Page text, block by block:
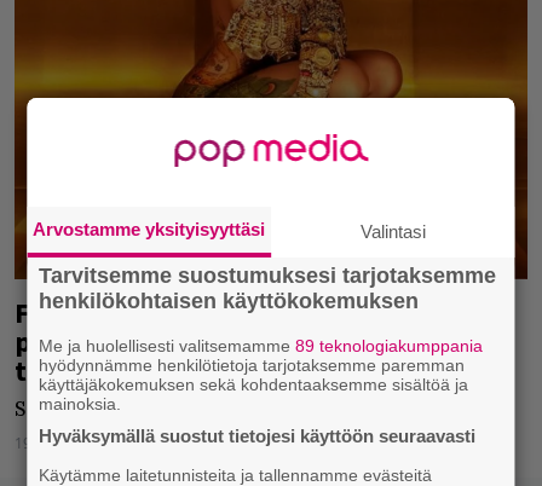
Flow-festivaalien perjantain
pääesiintyjä perui – korvaaja saatiin
tilalle
Solange saapuu Flow-festivaaleille.
19.07.2019 Jarkko Fräntilä
Arvostamme yksityisyyttäsi Valintasi
Tarvitsemme suostumuksesi tarjotaksemme
henkilökohtaisen käyttökokemuksen
Me ja huolellisesti valitsemamme89 teknologiakumppania
hyödynnämme henkilötietoja tarjotaksemme paremman
käyttäjäkokemuksen sekä kohdentaaksemme sisältöä ja
mainoksia.
Hyväksymällä suostut tietojesi käyttöön seuraavasti
Käytämme laitetunnisteita ja tallennamme evästeitä